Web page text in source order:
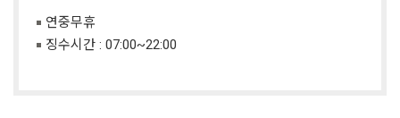
연중무휴
징수시간 : 07:00~22:00